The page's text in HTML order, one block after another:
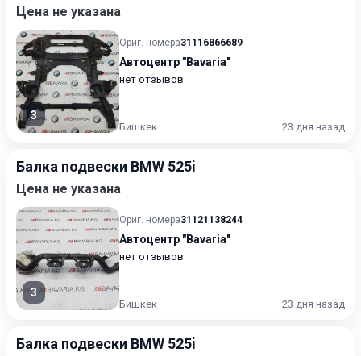
Цена не указана
3
Ориг. номера31116866689
Автоцентр "Bavaria"
нет отзывов
Бишкек 23 дня назад
Балка подвески BMW 525i
Цена не указана
3
Ориг. номера31121138244
Автоцентр "Bavaria"
нет отзывов
Бишкек 23 дня назад
Балка подвески BMW 525i